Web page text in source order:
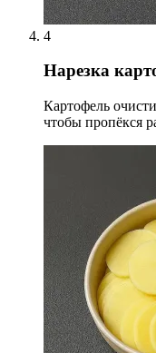
4
Нарезка
Картофель
чтобы пропёкся